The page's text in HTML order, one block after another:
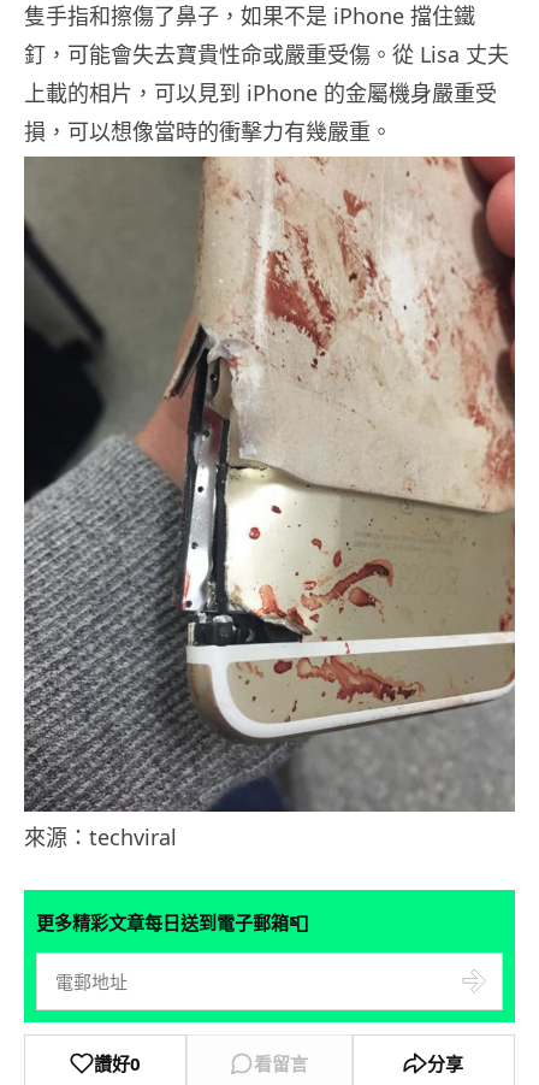
隻手指和擦傷了鼻子，如果不是 iPhone 擋住鐵
釘，可能會失去寶貴性命或嚴重受傷。從 Lisa 丈夫
上載的相片，可以見到 iPhone 的金屬機身嚴重受
損，可以想像當時的衝擊力有幾嚴重。
來源：techviral
更多精彩文章每日送到電子郵箱📮
讚好0 看留言 分享